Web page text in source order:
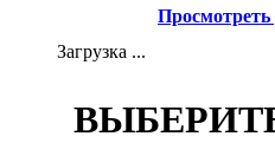
Просмотреть
Загрузка ...